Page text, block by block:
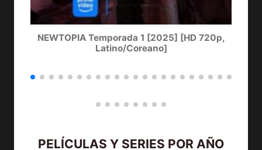
NEWTOPIA Temporada 1 [2025] [HD 720p,
Latino/Coreano]
PELÍCULAS Y SERIES POR AÑO